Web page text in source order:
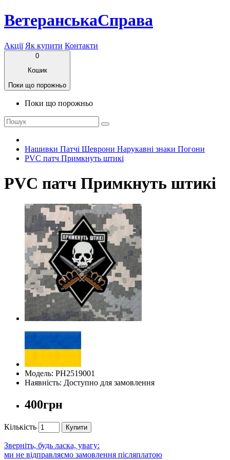
ВетеранськаСправа
Акції Як купити Контакти
0
Кошик
Поки що порожньо
Поки що порожньо
Нашивки Патчі Шеврони Нарукавні знаки Погони
PVC патч Примкнуть штикі
PVC патч Примкнуть штикі
Модель: PH2519001
Наявність: Доступно для замовлення
400грн
Кількість Купити
Зверніть, будь ласка, увагу:
ми не відправляємо замовлення післяплатою